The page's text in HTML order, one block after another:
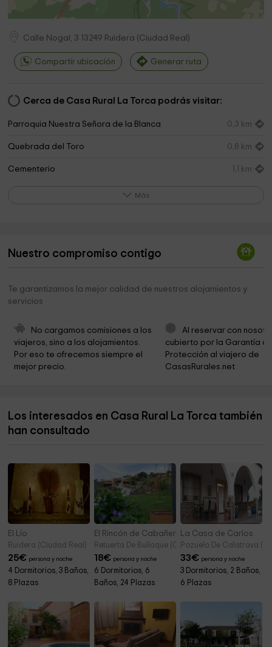
Calle Nogal, 3 13249 Ruidera (Ciudad Real )
Compartir ubicación Generar ruta
Cerca de Casa Rural La Torca podrás visitar:
Parroquia Nuestra Señora de la Blanca 0,3 km
Quebrada del Toro 0,8 km
Cementerio 1,1 km
Castillo Park 17,2 km
Palácios Nazaries
Iglesia de Alhambra
Museo Arqueologico De Alhambra
El Calvario Park 17,6 km
Más
Nuestro compromiso contigo
Te garantizamos la mejor calidad de nuestros alojamientos y
servicios
No cargamos comisiones a los
viajeros, sino a los alojamientos.
Por eso te ofrecemos siempre el
mejor precio.
Al reservar con
cubierto por la Garantía
Protección al viajero de
CasasRurales.net
Los interesados en Casa Rural La Torca también
han consultado
El Lío
Ruidera (Ciudad Real)
25€ persona y noche
4 Dormitorios, 3 Baños,
8 Plazas
El Rincón de Cabañeros
Retuerta De Bullaque (Ciudad Real)
18€ persona y noche
6 Dormitorios, 6
Baños, 24 Plazas
La Casa de Carlos
Pozuelo De Calatrava
33€ persona y noche
3 Dormitorios, 2 Baños,
6 Plazas